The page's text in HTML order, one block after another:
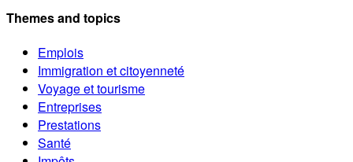
Themes and topics
Emplois
Immigration et citoyenneté
Voyage et tourisme
Entreprises
Prestations
Santé